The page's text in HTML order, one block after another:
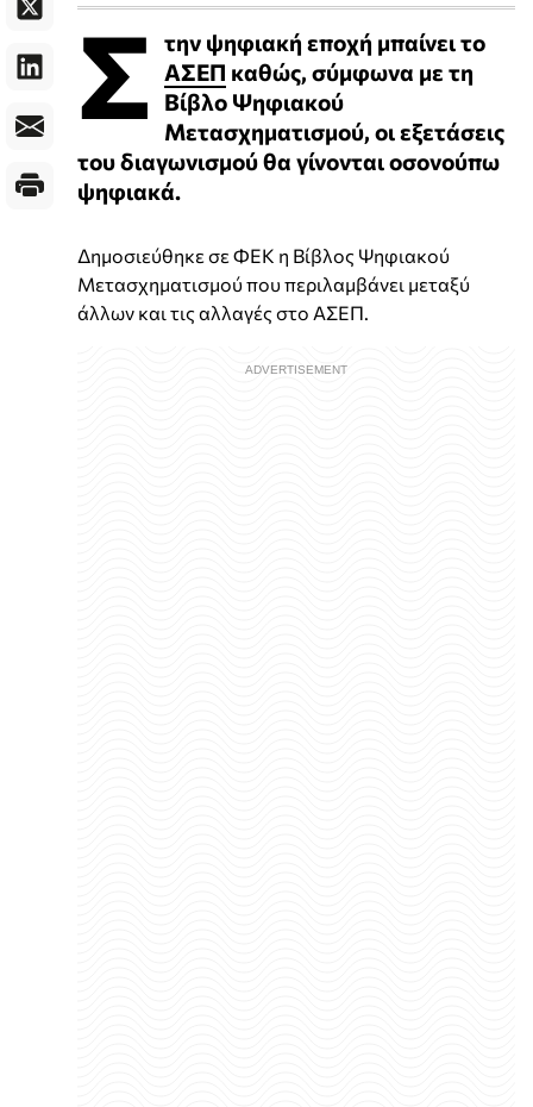
Σ την ψηφιακή εποχή μπαίνει το
ΑΣΕΠ καθώς, σύμφωνα με τη
Βίβλο Ψηφιακού
Μετασχηματισμού, οι εξετάσεις
του διαγωνισμού θα γίνονται οσονούπω
ψηφιακά.
Δημοσιεύθηκε σε ΦΕΚ η Βίβλος Ψηφιακού
Μετασχηματισμού που περιλαμβάνει μεταξύ
άλλων και τις αλλαγές στο ΑΣΕΠ.